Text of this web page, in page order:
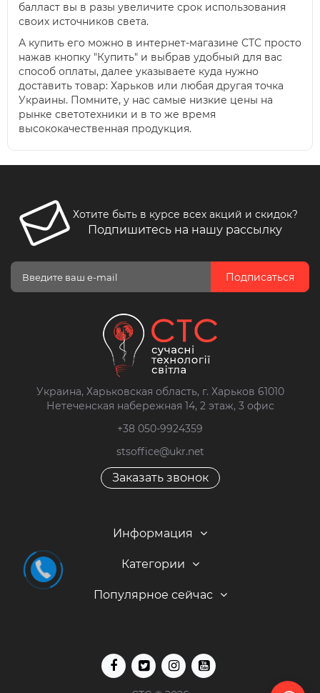
балласт вы в разы увеличите срок использования
своих источников света.
А купить его можно в интернет-магазине СТС просто
нажав кнопку "Купить" и выбрав удобный для вас
способ оплаты, далее указываете куда нужно
доставить товар: Харьков или любая другая точка
Украины. Помните, у нас самые низкие цены на
рынке светотехники и в то же время
высококачественная продукция.
Хотите быть в курсе всех акций и скидок?
Подпишитесь на нашу рассылку
Подписаться
Украина, Харьковская область, г. Харьков 61010
Нетеченская набережная 14, 2 этаж, 3 офис
+38 050-9924359
stsoffice@ukr.net
Заказать звонок
Информация
Категории
Популярное сейчас